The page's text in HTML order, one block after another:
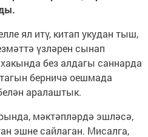
ял итү, китап укудан тыш,
үзләрен сынап
без алдагы саннарда
берничә оешмада
аралаштык.
мәктәпләрдә эшләсә,
эшне сайлаган. Мисалга,